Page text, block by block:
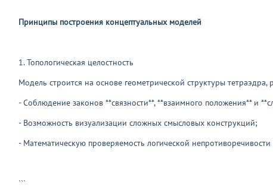
Принципы построения концептуальных моделей
1. Топологическая целостность
Модель строится на основе геометрической структуры тетраэдра,
- Соблюдение законов **связности**, **взаимного положения** и
- Возможность визуализации сложных смысловых конструкций;
- Математическую проверяемость логической
```